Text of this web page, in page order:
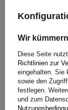
Bewertungen
Wir
Diese Seite
Richtlinien zur
eingehalten. Sie
sowie den
festlegen.
und zum